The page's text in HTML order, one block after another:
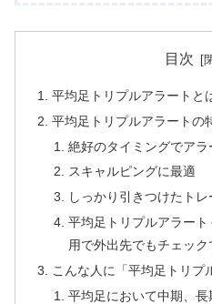
目次
平均足トリプルアラートと
平均足トリプルアラートの
絶好のタイミングでア
スキャルピングに最適
しっかり引きつけたト
平均足トリプルアラー
用で外出先でもチェック
こんな人に「平均足トリプ
平均足において中期、